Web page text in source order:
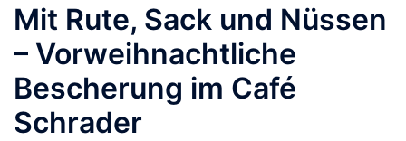
Mit Rute, Sack und Nüssen
– Vorweihnachtliche
Bescherung im Café
Schrader